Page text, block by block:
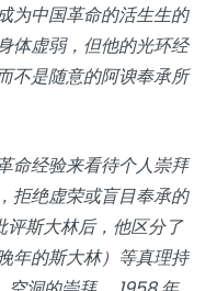
为中国革命的活生生的
体虚弱，但他的光环经
不是随意的阿谀奉承所
命经验来看待个人崇拜
拒绝虚荣或盲目奉承的
评斯大林后，他区分了
年的斯大林）等真理持